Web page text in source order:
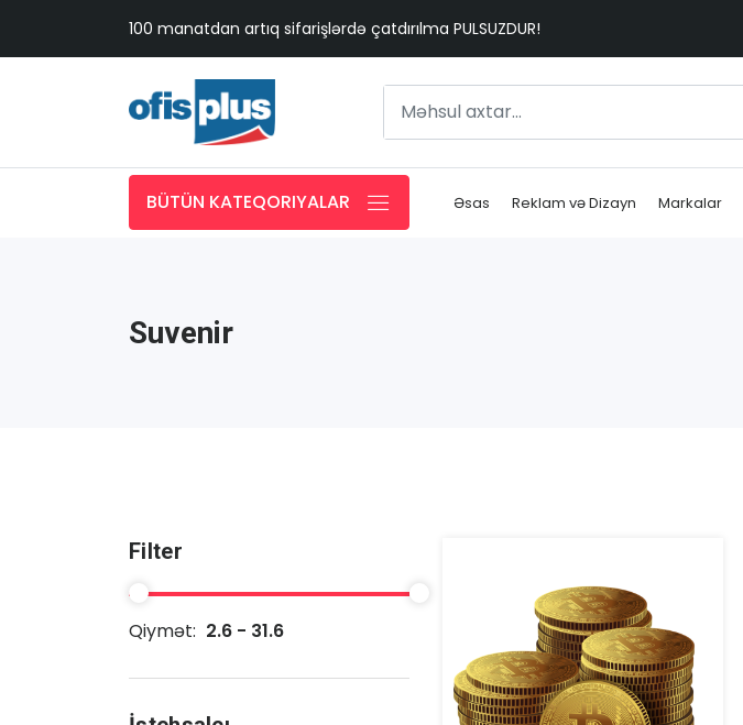
100 manatdan artıq sifarişlərdə çatdırılma PULSUZDUR!
BÜTÜN KATEQORIYALAR Əsas Reklam və Dizayn Markalar
Suvenir
Filter
Qiymət: 2.6 - 31.6